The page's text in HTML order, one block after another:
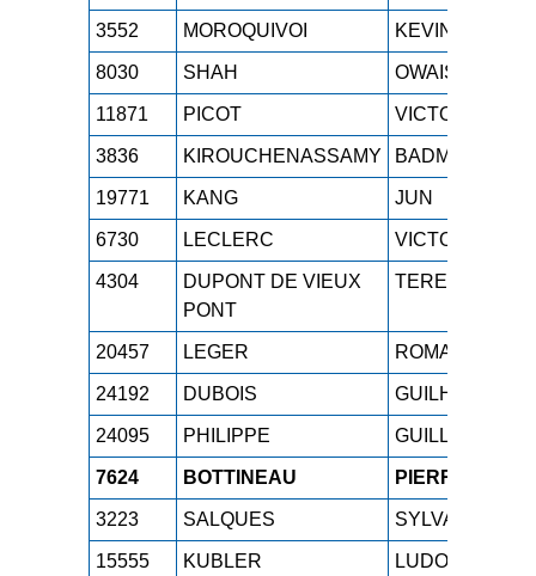
3552 MOROQUIVOI KEVIN
8030 SHAH OWAIS
11871 PICOT VICTORIEN
3836 KIROUCHENASSAMY BADMAVASAN
19771 KANG JUN
6730 LECLERC VICTOR
4304
DUPONT DE VIEUX
PONT
TERENCE
20457 LEGER ROMAIN
24192 DUBOIS GUILHEM
24095 PHILIPPE GUILLAUME
7624 BOTTINEAU PIERRE
3223 SALQUES SYLVAIN
15555 KUBLER LUDOVIC